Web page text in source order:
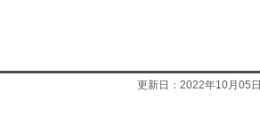
更新日： 2022年10月05日